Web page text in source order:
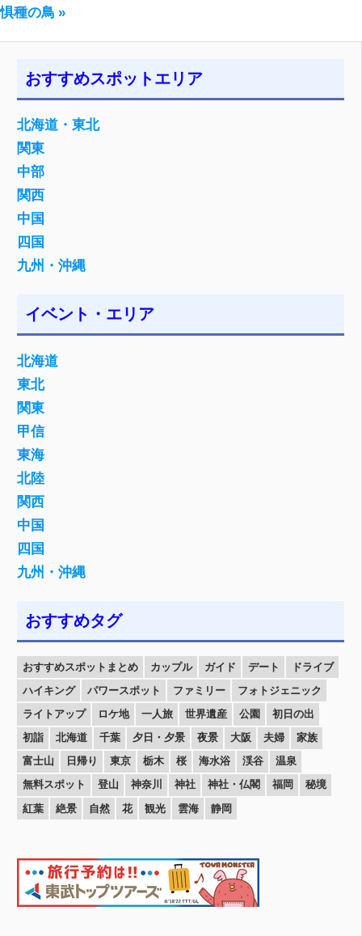
ナ
ビ
ゲ
ー
シ
ョ
ン
稿:
の
惧種の鳥
おすすめスポットエリア
北海道・東北
関東
中部
関西
中国
四国
九州・沖縄
イベント・エリア
北海道
東北
関東
甲信
東海
北陸
関西
中国
四国
九州・沖縄
おすすめタグ
おすすめスポットまとめ カップル ガイド デート
ドライブ
ハイキング
パワースポット ファミリー
フォトジェニック
ライトアップ
ロケ地 一人旅 世界遺産 公園
初日の出
初詣
北海道 千葉 夕日・夕景 夜景 大阪 夫婦
家族
富士山
日帰り 東京 栃木 桜 海水浴 渓谷
温泉
無料スポット
登山 神奈川 神社 神社・仏閣 福岡
秘境
紅葉
絶景 自然 花 観光 雲海 静岡